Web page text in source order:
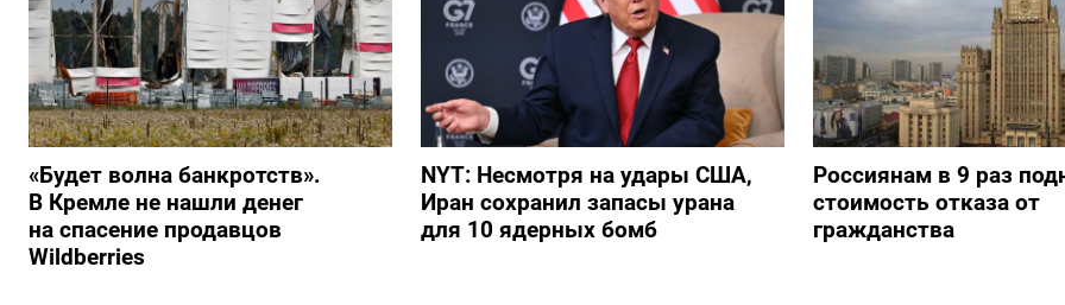
«Будет волна банкротств».
В Кремле не нашли денег
на спасение продавцов
Wildberries
NYT: Несмотря на удары США,
Иран сохранил запасы урана
для 10 ядерных бомб
Россиянам в 9 раз
стоимость отказа от
гражданства